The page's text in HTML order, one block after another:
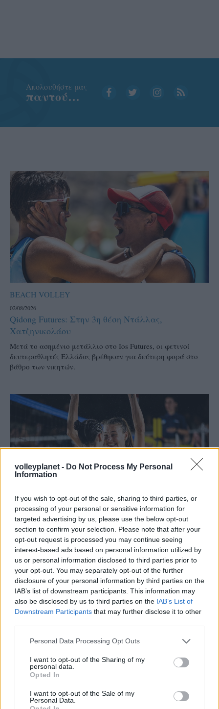
volleyplanet - Do Not Process My Personal
Information
If you wish to opt-out of the sale, sharing to third parties, or
processing of your personal or sensitive information for
targeted advertising by us, please use the below opt-out
section to confirm your selection. Please note that after your
opt-out request is processed you may continue seeing
interest-based ads based on personal information utilized by
us or personal information disclosed to third parties prior to
your opt-out. You may separately opt-out of the further
disclosure of your personal information by third parties on the
IAB’s list of downstream participants. This information may
also be disclosed by us to third parties on the IAB’s List of
Downstream Participants that may further disclose it to other
Please note that this website/app uses one or more Google
not limited to your visit or usage behaviour. You may click to
grant or deny consent to Google and its third-party tags to
use your data for below specified purposes in below Google
consent section.
Personal Data Processing Opt Outs
I want to opt-out of the Sharing of my
personal data.
Opted In
I want to opt-out of the Sale of my
Personal Data.
Aκολουθήστε μας
παντού…
BEACH VOLLEY
02/08/2026
Qidong Futures: Στην 3η θέση Ντάλλας,
Χατζηνικολάου
Μετά το ασημένιο μετάλλιο στο Ios Futures, οι φετινοί
δευτεραθλητές Ελλάδας βρέθηκαν για δεύτερη φορά στο
βάθρο των νικητών.
BEACH VOLLEY
27/07/2026
Εύσημα από Σαντορίνη για τη στέψη της Σιρίνινα
στο Σύνταγμα!
Τα συγχαρητήριά του στη “δικιά του” αθλήτρια του
Αναστασία Σιρίνινα, αλλά και την παρτενέρ της Βίβιαν
Ζαφειρίου, που στέφθηκαν πρωταθλήτριες...